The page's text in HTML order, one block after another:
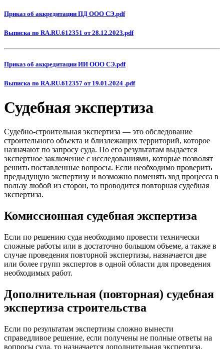
Приказ об аккредитации ПД ООО СЭ.pdf
Выписка по RA.RU.612351 от 28.12.2023.pdf
Приказ об аккредитации ИИ ООО СЭ.pdf
Выписка по RA.RU.612357 от 19.01.2024 .pdf
Судебная экспертиза
Судебно-строительная экспертиза — это обследование
строительного объекта и близлежащих территорий, которое
назначают по запросу суда. По его результатам выдается
экспертное заключение с исследованиями, которые позволят
решить поставленные вопросы. Если необходимо проверить
предыдущую экспертизу и возможно поменять ход процесса в
пользу любой из сторон, то проводится повторная судебная
экспертиза.
Комиссионная судебная экспертиза
Если по решению суда необходимо провести технически
сложные работы или в достаточно большом объеме, а также в
случае проведения повторной экспертизы, назначается две
или более групп экспертов в одной области для проведения
необходимых работ.
Дополнительная (повторная) судебная
экспертиза строительства
Если по результатам экспертизы сложно вынести
справедливое решение, если получены не полные ответы на
вопросы суда, то назначается дополнительная экспертиза.